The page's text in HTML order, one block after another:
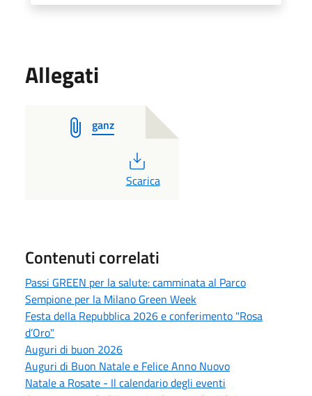
Allegati
ganz
PDF
Scarica
Contenuti correlati
Passi GREEN per la salute: camminata al Parco
Sempione per la Milano Green Week
Festa della Repubblica 2026 e conferimento "Rosa
d’Oro"
Auguri di buon 2026
Auguri di Buon Natale e Felice Anno Nuovo
Natale a Rosate - Il calendario degli eventi